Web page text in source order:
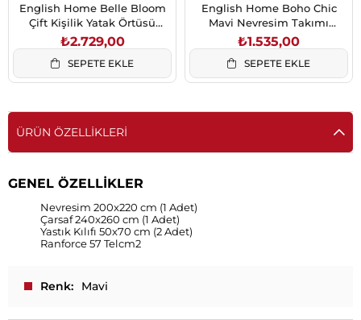
English Home Belle Bloom
Çift Kişilik Yatak Örtüsü
Takımı 200x220 cm Yeşil
₺2.729,00
SEPETE EKLE
English Home Boho Chic
Mavi Nevresim Takımı
200x220 cm Çift Kişilik
₺1.535,00
SEPETE EKLE
ÜRÜN ÖZELLIKLERI
GENEL ÖZELLİKLER
Nevresim 200x220 cm (1 Adet)
Çarsaf 240x260 cm (1 Adet)
Yastık Kılıfı 50x70 cm (2 Adet)
Ranforce 57 Telcm2
Renk Mavi